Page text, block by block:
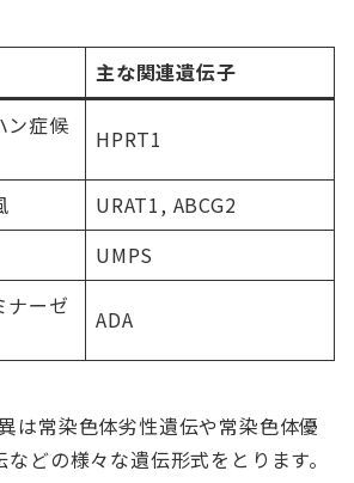
主な関連遺伝子
ン症候
HPRT1
URAT1, ABCG2
UMPS
ナーゼ
ADA
は常染色体劣性遺伝や常染色体優
どの様々な遺伝形式をとります。